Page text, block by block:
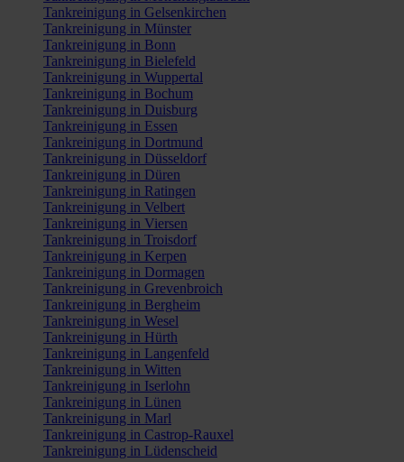
Tankreinigung in Gelsenkirchen
Tankreinigung in Münster
Tankreinigung in Bonn
Tankreinigung in Bielefeld
Tankreinigung in Wuppertal
Tankreinigung in Bochum
Tankreinigung in Duisburg
Tankreinigung in Essen
Tankreinigung in Dortmund
Tankreinigung in Düsseldorf
Tankreinigung in Düren
Tankreinigung in Ratingen
Tankreinigung in Velbert
Tankreinigung in Viersen
Tankreinigung in Troisdorf
Tankreinigung in Kerpen
Tankreinigung in Dormagen
Tankreinigung in Grevenbroich
Tankreinigung in Bergheim
Tankreinigung in Wesel
Tankreinigung in Hürth
Tankreinigung in Langenfeld
Tankreinigung in Witten
Tankreinigung in Iserlohn
Tankreinigung in Lünen
Tankreinigung in Marl
Tankreinigung in Castrop-Rauxel
Tankreinigung in Lüdenscheid